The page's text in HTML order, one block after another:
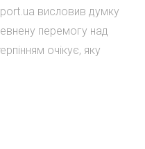
висловив думку
перемогу над
очікує, яку